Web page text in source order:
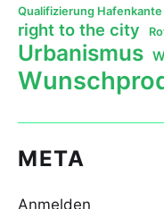
Qualifizierung Hafenkante
right to the city
Urbanismus
META
Anmelden